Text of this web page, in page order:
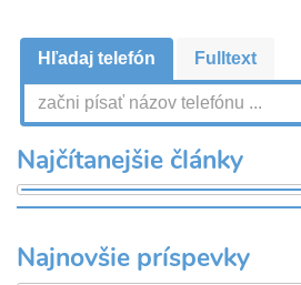
Hľadaj telefón Fulltext
Najčítanejšie články
Najnovšie príspevky